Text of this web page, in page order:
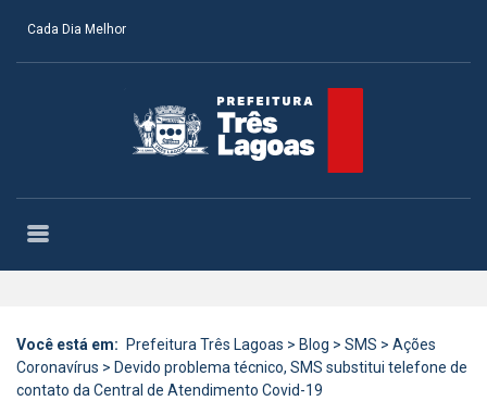
Cada Dia Melhor
Você está em: Prefeitura Três Lagoas > Blog > SMS > Ações
Coronavírus > Devido problema técnico, SMS substitui telefone de
contato da Central de Atendimento Covid-19